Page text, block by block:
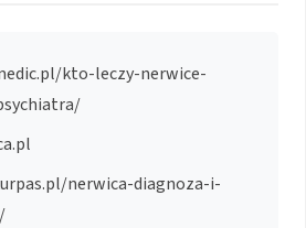
kto-leczy-nerwice-
nerwica-diagnoza-i-